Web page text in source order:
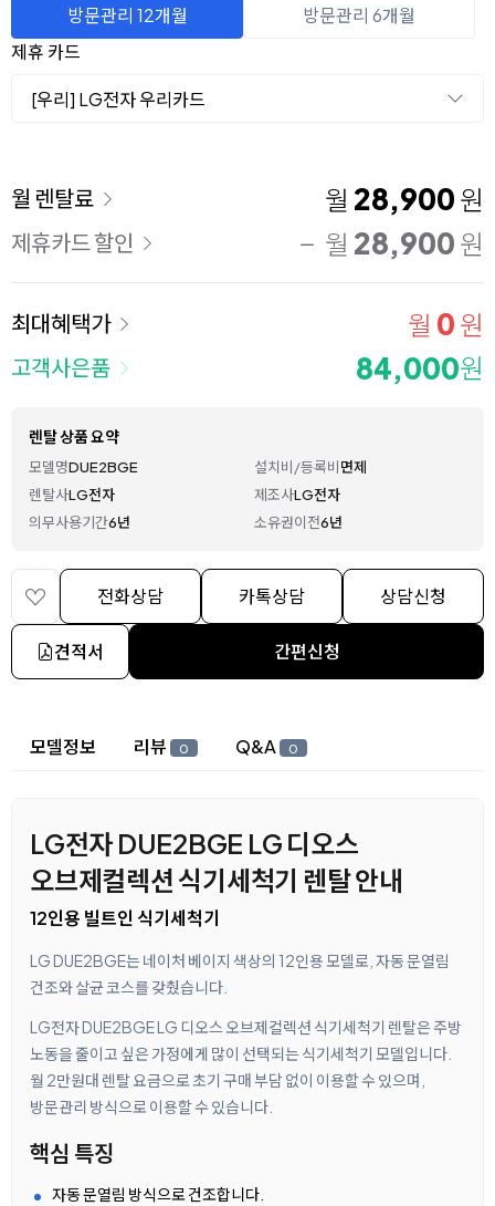
방문관리 12개월
방문관리 6개월
제휴 카드
[우리] LG전자 우리카드
이용 요금
월 렌탈료 월 28,900 원
제휴카드 할인 월 28,900 원
최대혜택가 월 0 원
고객사은품 84,000원
렌탈 상품 요약
모델명DUE2BGE 설치비/등록비면제
렌탈사LG전자 제조사LG전자
의무사용기간6년 소유권이전6년
전화상담 카톡상담 상담신청
견적서 간편신청
상세 정보
모델정보 리뷰 0 Q&A 0
LG전자 DUE2BGE LG 디오스
오브제컬렉션 식기세척기 렌탈 안내
12인용 빌트인 식기세척기
LG DUE2BGE는 네이처 베이지 색상의 12인용 모델로, 자동 문열림
건조와 살균 코스를 갖췄습니다.
LG전자 DUE2BGE LG 디오스 오브제컬렉션 식기세척기 렌탈은 주방
노동을 줄이고 싶은 가정에게 많이 선택되는 식기세척기 모델입니다.
월 2만원대 렌탈 요금으로 초기 구매 부담 없이 이용할 수 있으며,
방문관리 방식으로 이용할 수 있습니다.
핵심 특징
자동 문열림 방식으로 건조합니다.